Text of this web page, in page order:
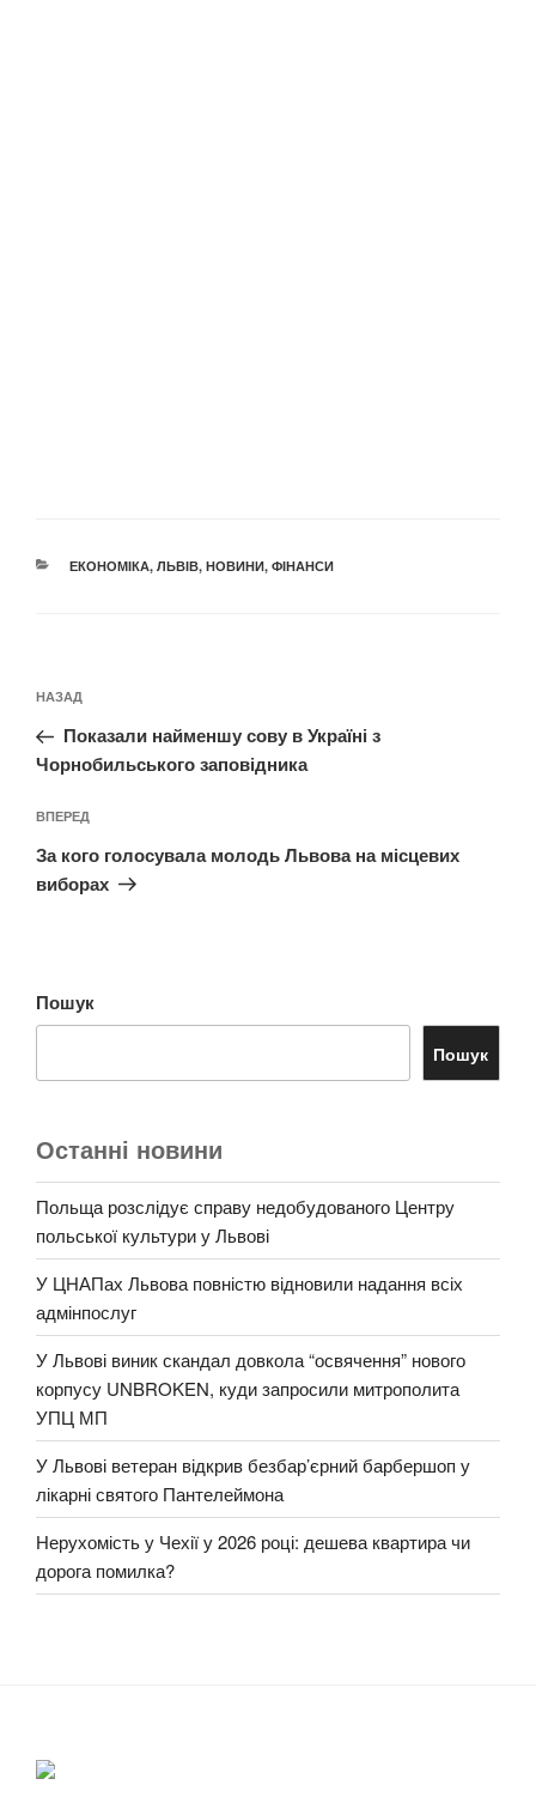
КАТЕГОРІЇ
ЕКОНОМІКА, ЛЬВІВ, НОВИНИ, ФІНАНСИ
записів
Попередній
запис:
НАЗАД
Показали найменшу сову в Україні з
Чорнобильського заповідника
Наступний
запис
ВПЕРЕД
За кого голосувала молодь Львова на місцевих
виборах
Пошук
Пошук
Останні новини
Польща розслідує справу недобудованого Центру
польської культури у Львові
У ЦНАПах Львова повністю відновили надання всіх
адмінпослуг
У Львові виник скандал довкола “освячення” нового
корпусу UNBROKEN, куди запросили митрополита
УПЦ МП
У Львові ветеран відкрив безбар’єрний барбершоп у
лікарні святого Пантелеймона
Нерухомість у Чехії у 2026 році: дешева квартира чи
дорога помилка?